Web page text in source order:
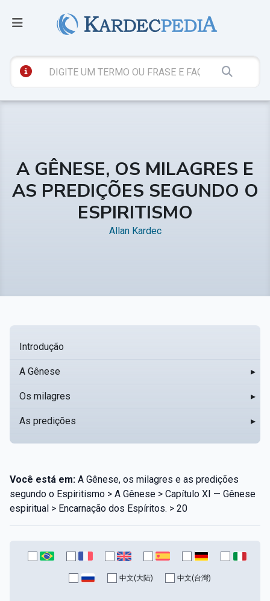
A GÊNESE, OS MILAGRES E
AS PREDIÇÕES SEGUNDO O
ESPIRITISMO
Allan Kardec
Introdução
A Gênese ▸
Os milagres ▸
As predições ▸
Você está em: A Gênese, os milagres e as predições
segundo o Espiritismo > A Gênese > Capítulo XI — Gênese
espiritual > Encarnação dos Espíritos. > 20
中文(大陆) 中文(台灣)